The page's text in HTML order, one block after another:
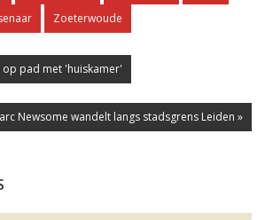
Zoeterwoude
op pad met 'huiskamer'
Newsome wandelt langs stadsgrens Leiden »